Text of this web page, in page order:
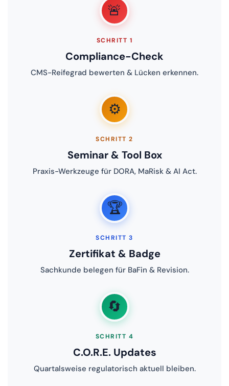
🚨
SCHRITT 1
Compliance-Check
CMS-Reifegrad bewerten & Lücken erkennen.
⚙️
SCHRITT 2
Seminar & Tool Box
Praxis-Werkzeuge für DORA, MaRisk & AI Act.
🏆
SCHRITT 3
Zertifikat & Badge
Sachkunde belegen für BaFin & Revision.
🔄
SCHRITT 4
C.O.R.E. Updates
Quartalsweise regulatorisch aktuell bleiben.